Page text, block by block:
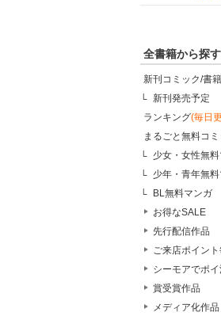
全書籍から探す
新刊コミック/書籍
新刊発売予定
ランキング(毎日
まるごと無料コミ
少女・女性無
少年・青年無
BL無料マンガ
お得なSALE
先行配信作品
ご来店ポイン
シーモアでポイ
賞受賞作品
メディア化作品